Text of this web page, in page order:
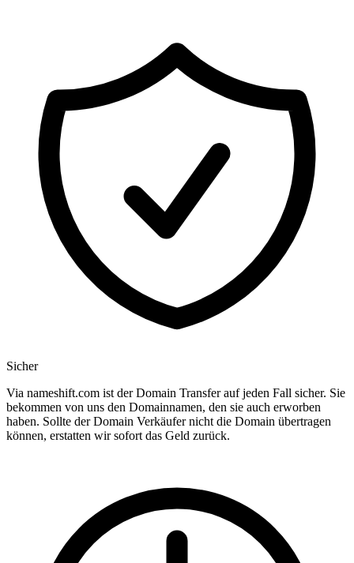
Sicher
Via nameshift.com ist der Domain Transfer auf jeden Fall sicher. Sie
bekommen von uns den Domainnamen, den sie auch erworben
haben. Sollte der Domain Verkäufer nicht die Domain übertragen
können, erstatten wir sofort das Geld zurück.